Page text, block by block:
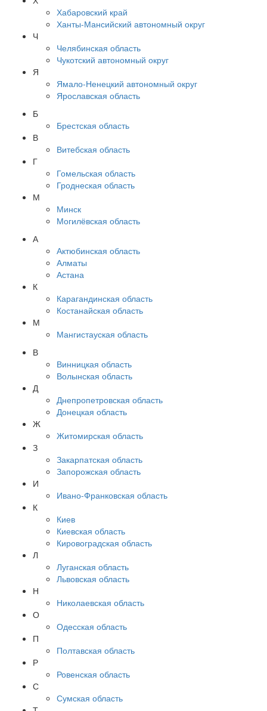
Хабаровский край
Ханты-Мансийский автономный округ
Ч
Челябинская область
Чукотский автономный округ
Я
Ямало-Ненецкий автономный округ
Ярославская область
Б
Брестская область
В
Витебская область
Г
Гомельская область
Гроднеская область
М
Минск
Могилёвская область
А
Актюбинская область
Алматы
Астана
К
Карагандинская область
Костанайская область
М
Мангистауская область
В
Винницкая область
Волынская область
Д
Днепропетровская область
Донецкая область
Ж
Житомирская область
З
Закарпатская область
Запорожская область
И
Ивано-Франковская область
К
Киев
Киевская область
Кировоградская область
Л
Луганская область
Львовская область
Н
Николаевская область
О
Одесская область
П
Полтавская область
Р
Ровенская область
С
Сумская область